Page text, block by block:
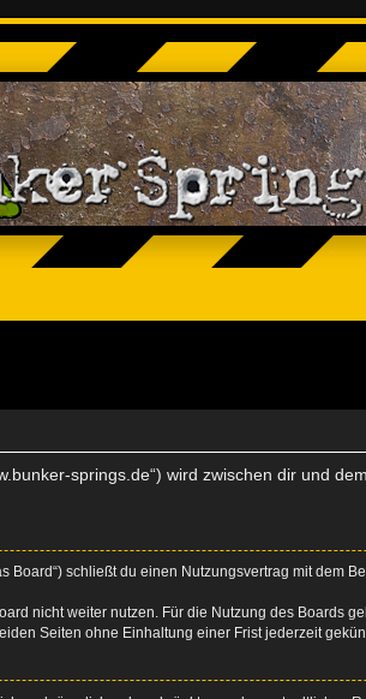
springs.de“) wird zwischen dir und
Board“) schließt du einen Nutzungsvertrag mit dem
nicht weiter nutzen. Für die Nutzung des Boards
Seiten ohne Einhaltung einer Frist jederzeit